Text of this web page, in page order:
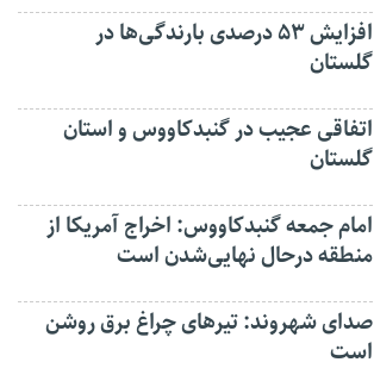
افزایش ۵۳ درصدی بارندگی‌ها در
گلستان
اتفاقی عجیب در‌ گنبدکاووس و استان
گلستان
امام جمعه گنبدکاووس: اخراج آمریکا از
منطقه درحال نهایی‌شدن است
صدای شهروند: تیرهای چراغ برق روشن
است